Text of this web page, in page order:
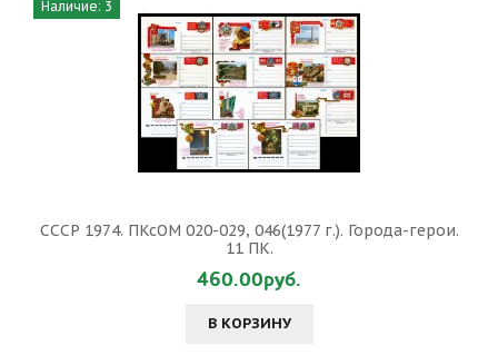
Наличие: 3
СССР 1974. ПКсОМ 020-029, 046(1977 г.). Города-герои.
11 ПК.
460.00руб.
В КОРЗИНУ